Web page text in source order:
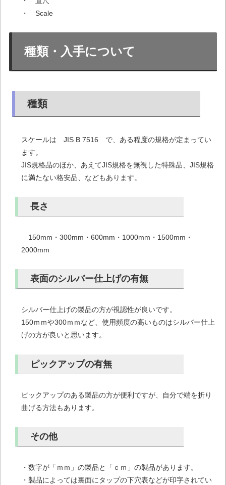
・ Scale
種類・入手について
種類
スケールは JIS B 7516 で、ある程度の規格が定まってい
ます。
JIS規格品のほか、あえてJIS規格を無視した特殊品、JIS規格
に満たない格安品、などもあります。
長さ
150mm・300mm・600mm・1000mm・1500mm・
2000mm
表面のシルバー仕上げの有無
シルバー仕上げの製品の方が視認性が良いです。
150ｍｍや300ｍｍなど、使用頻度の高いものはシルバー仕上
げの方が良いと思います。
ピックアップの有無
ピックアップのある製品の方が便利ですが、自分で端を折り
曲げる方法もあります。
その他
・数字が「ｍｍ」の製品と「ｃｍ」の製品があります。
・製品によっては裏面にタップの下穴表などが印字されてい